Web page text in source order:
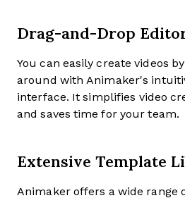
Drag-and-Drop
You can easily create videos
around with Animaker's
interface. It simplifies video
and saves time for your team.
Extensive Template
Animaker offers a wide range